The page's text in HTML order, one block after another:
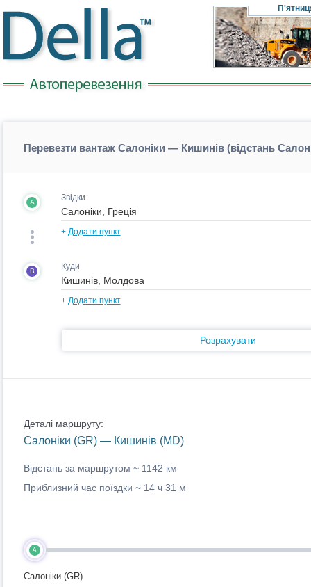
Перевезти вантаж Салоніки — Кишинів (відстань
A Звідки
+ Додати пункт
B Куди
+ Додати пункт
Розрахувати
Деталі маршруту:
Салоніки (GR) — Кишинів (MD)
Відстань за маршрутом ~ 1142 км
Приблизний час поїздки ~ 14 ч 31 м
A
Салоніки (GR)